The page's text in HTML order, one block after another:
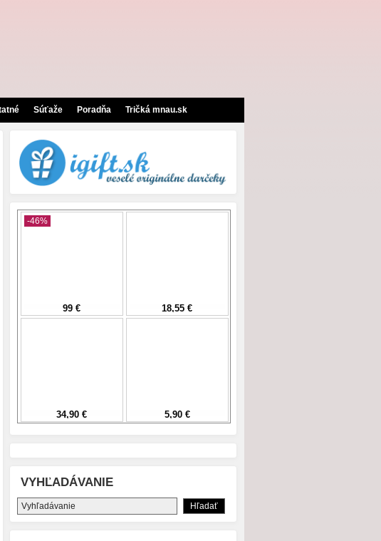
Súťaže Poradňa Tričká mnau.sk
VYHĽADÁVANIE